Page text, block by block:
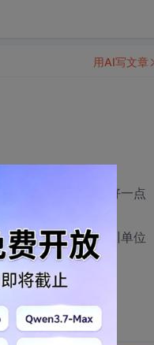
中，哪个相对口碑好一点
就业，也准备去培训单位
用AI写文章